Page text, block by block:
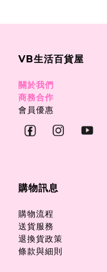
VB生活百貨屋
關於我們
商務合作
會員優惠
購物訊息
購物流程
送貨服務
退換貨政策
條款與細則